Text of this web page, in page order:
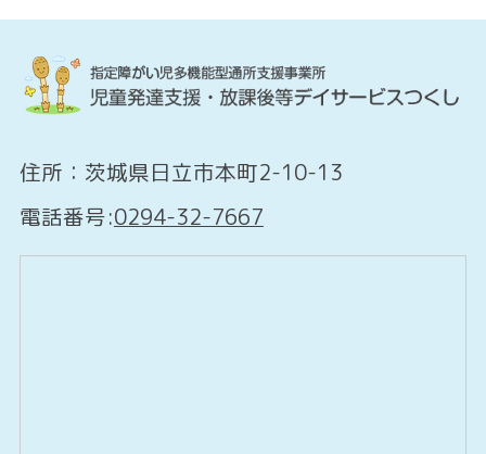
住所：茨城県日立市本町2-10-13
電話番号:0294-32-7667